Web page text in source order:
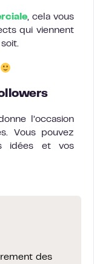
, cela vous
qui viennent
l’occasion
Vous pouvez
idées et vos
des